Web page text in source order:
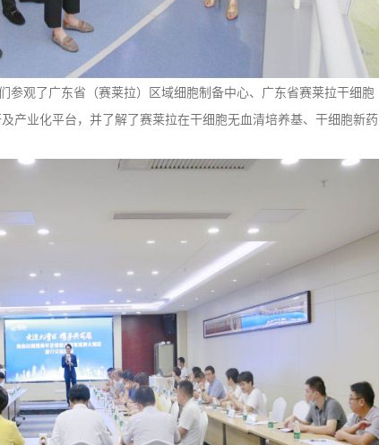
观了广东省（赛莱拉）区域细胞制备中心、广东省赛莱拉干细胞
产业化平台，并了解了赛莱拉在干细胞无血清培养基、干细胞新药